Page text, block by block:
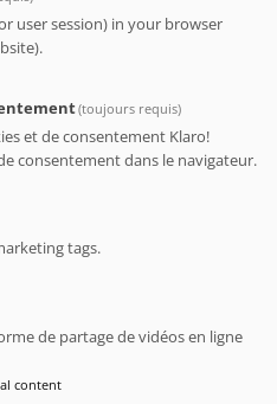
! Nous avons été
entièrement rénové avec un
et des éléments plus
était très confortable,
d'une magnifique
très varié : il était "à
frais et des pains toastés
était d'excellente qualité.
serviable et
était aussi très facile,
100 mètres de l'hôtel.
à l'aise et nous reviendrons
séjour.
user session) in your browser
(toujours requis)
et de consentement Klaro!
consentement dans le navigateur.
tags.
de partage de vidéos en ligne
content